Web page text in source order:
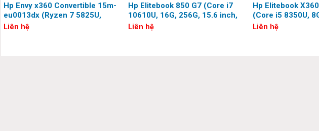
Hp Envy x360 Convertible 15m-
eu0013dx (Ryzen 7 5825U,
16G, 256G, 15.6 inch, FHD,
Liên hệ
Hp Elitebook 850 G7 (Core i7
10610U, 16G, 256G, 15.6 inch,
Full HD, Touch)
Liên hệ
Hp Elitebook
(Core i5 8350U,
inch, FHD, Touch)
Liên hệ